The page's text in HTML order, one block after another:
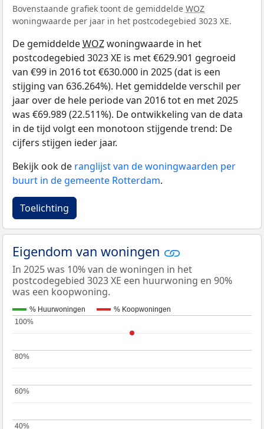
Bovenstaande grafiek toont de gemiddelde WOZ
woningwaarde per jaar in het postcodegebied 3023 XE.
De gemiddeldeWOZwoningwaarde in het
postcodegebied 3023 XE is met €629.901 gegroeid
van €99 in 2016 tot €630.000 in 2025 (dat is een
stijging van 636.264%). Het gemiddelde verschil per
jaar over de hele periode van 2016 tot en met 2025
was €69.989 (22.511%). De ontwikkeling van de data
in de tijd volgt een monotoon stijgende trend: De
cijfers stijgen ieder jaar.
Bekijk ook de ranglijst van de woningwaarden per
buurt in de gemeente Rotterdam.
Toelichting
Eigendom van woningen
In 2025 was 10% van de woningen in het
postcodegebied 3023 XE een huurwoning en 90%
was een koopwoning.
% Huurwoningen % Koopwoningen
40%
40%
60%
60%
80%
80%
100%
100%